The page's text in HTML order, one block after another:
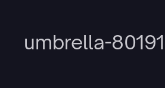
umbrella-